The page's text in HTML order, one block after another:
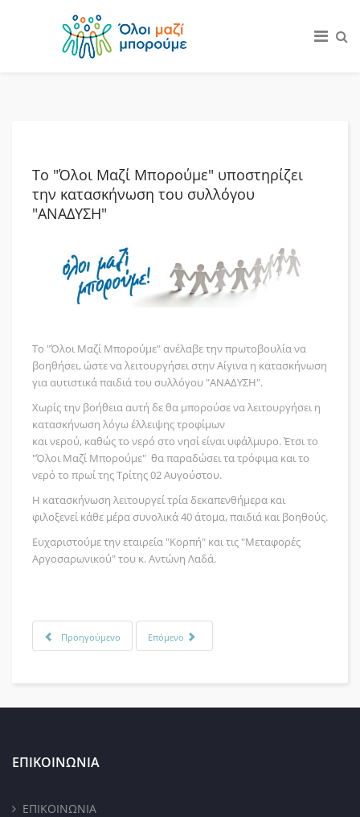
Το "Όλοι Μαζί Μπορούμε" υποστηρίζει
την κατασκήνωση του συλλόγου
"ΑΝΑΔΥΣΗ"
Το "Όλοι Μαζί Μπορούμε" ανέλαβε την πρωτοβουλία να
βοηθήσει, ώστε να λειτουργήσει στην Αίγινα η κατασκήνωση
για αυτιστικά παιδιά του συλλόγου "ΑΝΑΔΥΣΗ".
Χωρίς την βοήθεια αυτή δε θα μπορούσε να λειτουργήσει η
κατασκήνωση λόγω έλλειψης τροφίμων
και νερού, καθώς το νερό στο νησί είναι υφάλμυρο. Έτσι το
"Όλοι Μαζί Μπορούμε" θα παραδώσει τα τρόφιμα και το
νερό το πρωί της Τρίτης 02 Αυγούστου.
Η κατασκήνωση λειτουργεί τρία δεκαπενθήμερα και
φιλοξενεί κάθε μέρα συνολικά 40 άτομα, παιδιά και βοηθούς.
Ευχαριστούμε την εταιρεία "Κορπή" και τις "Μεταφορές
Αργοσαρωνικού" του κ. Αντώνη Λαδά.
Προηγούμενο Επόμενο
ΕΠΙΚΟΙΝΩΝΙΑ
ΕΠΙΚΟΙΝΩΝΙΑ